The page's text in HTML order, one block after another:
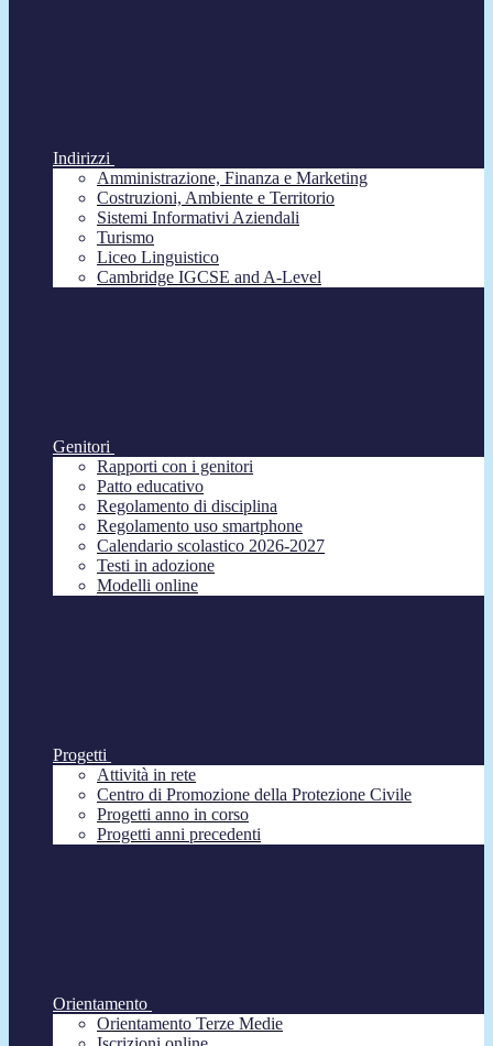
Indirizzi
Amministrazione, Finanza e Marketing
Costruzioni, Ambiente e Territorio
Sistemi Informativi Aziendali
Turismo
Liceo Linguistico
Cambridge IGCSE and A-Level
Genitori
Rapporti con i genitori
Patto educativo
Regolamento di disciplina
Regolamento uso smartphone
Calendario scolastico 2026-2027
Testi in adozione
Modelli online
Progetti
Attività in rete
Centro di Promozione della Protezione Civile
Progetti anno in corso
Progetti anni precedenti
Orientamento
Orientamento Terze Medie